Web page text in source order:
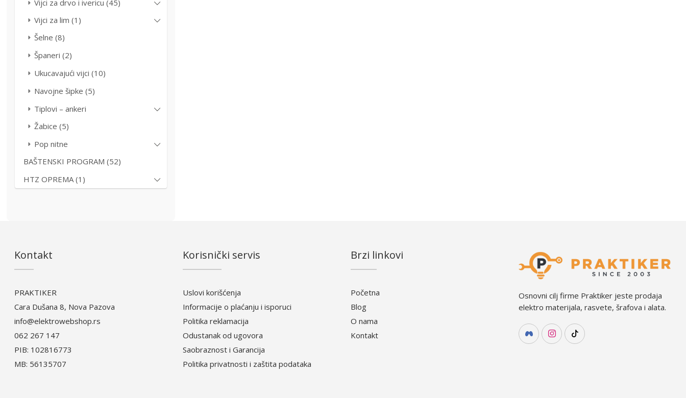
Vijci za drvo i ivericu (45)
Vijci za lim (1)
Šelne (8)
Španeri (2)
Ukucavajući vijci (10)
Navojne šipke (5)
Tiplovi – ankeri
Žabice (5)
Pop nitne
BAŠTENSKI PROGRAM (52)
HTZ OPREMA (1)
Kontakt
PRAKTIKER
Cara Dušana 8, Nova Pazova
info@elektrowebshop.rs
062 267 147
PIB: 102816773
MB: 56135707
Korisnički servis
Uslovi korišćenja
Informacije o plaćanju i isporuci
Politika reklamacija
Odustanak od ugovora
Saobraznost i Garancija
Politika privatnosti i zaštita podataka
Brzi linkovi
Početna
Blog
O nama
Kontakt
Osnovni cilj firme Praktiker jeste prodaja
elektro materijala, rasvete, šrafova i alata.